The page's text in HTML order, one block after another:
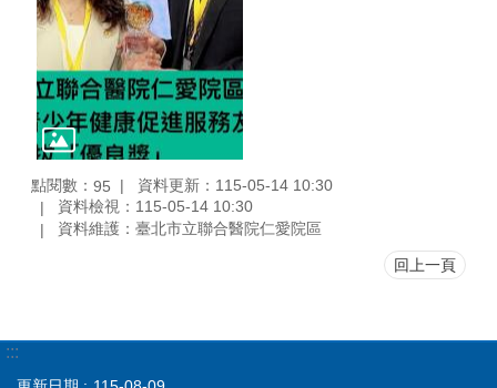
點閱數： 95
資料更新：115-05-14 10:30
資料檢視：115-05-14 10:30
資料維護：臺北市立聯合醫院仁愛院區
回上一頁
:::